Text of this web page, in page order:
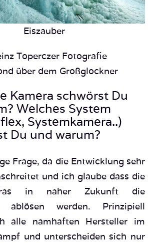
Eiszauber
über dem Großglockner
Kamera schwörst Du
Welches System
Systemkamera..)
Du und warum?
Frage, da die Entwicklung sehr
und ich glaube dass die
in naher Zukunft die
ablösen werden. Prinzipiell
alle namhaften Hersteller im
und unterscheiden sich nur